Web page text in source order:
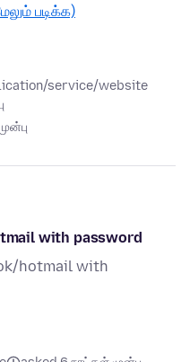
படிக்க)
service/website
with password
hotmail with